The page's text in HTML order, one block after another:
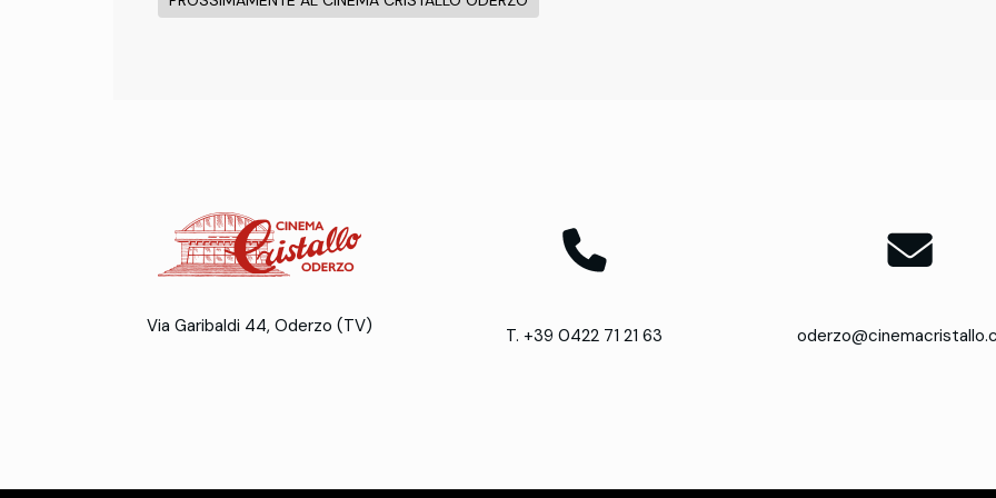
Via Garibaldi 44, Oderzo (TV) T. +39 0422 71 21 63